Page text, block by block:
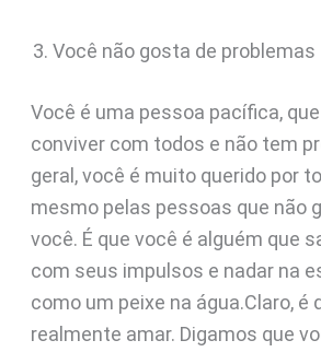
Você não gosta de problemas
Você é uma pessoa pacífica,
conviver com todos e não tem
geral, você é muito querido por
mesmo pelas pessoas que não
você. É que você é alguém que
com seus impulsos e nadar na
como um peixe na água.Claro, é
realmente amar. Digamos que